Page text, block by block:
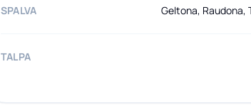
SPALVA Geltona, Raudona,
TALPA